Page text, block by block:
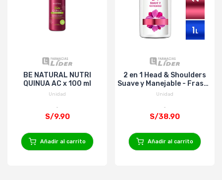
BE NATURAL NUTRI
QUINUA AC x 100 ml
Unidad
S/9.90
Añadir al carrito
2 en 1 Head & Shoulders
Suave y Manejable - Frasco
1000 Ml
Unidad
S/38.90
Añadir al carrito